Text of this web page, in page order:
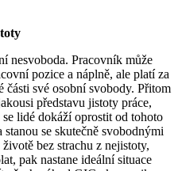
nesvoboda. Pracovník může
pozice a náplně, ale platí za
části své osobní svobody. Přitom
představu jistoty práce,
lidé dokáží oprostit od tohoto
se skutečně svobodnými
bez strachu z nejistoty,
pak nastane ideální situace